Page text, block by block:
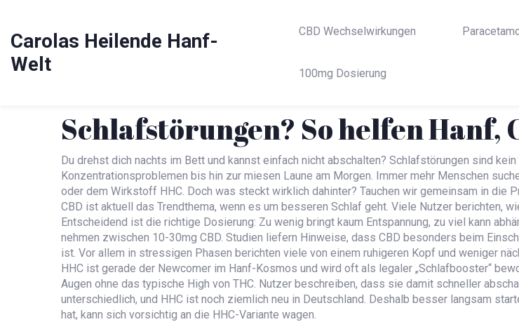
Carolas Heilende Hanf-
Welt
CBD Wechselwirkungen
100mg Dosierung
Schlafstörungen? So helfen Hanf,
Du drehst dich nachts im Bett und kannst einfach nicht abschalten? Schlafstörungen sind
Konzentrationsproblemen bis hin zur miesen Laune am Morgen. Immer mehr Menschen
oder dem Wirkstoff HHC. Doch was steckt wirklich dahinter? Tauchen wir gemeinsam in die
CBD ist aktuell das Trendthema, wenn es um besseren Schlaf geht. Viele Nutzer berichten,
Entscheidend ist die richtige Dosierung: Zu wenig bringt kaum Entspannung, zu viel kann
nehmen zwischen 10-30mg CBD. Studien liefern Hinweise, dass CBD besonders beim
ist. Vor allem in stressigen Phasen berichten viele von einem ruhigeren Kopf und weniger
HHC ist gerade der Newcomer im Hanf-Kosmos und wird oft als legaler „Schlafbooster“
Augen ohne das typische High von THC. Nutzer beschreiben, dass sie damit schneller
unterschiedlich, und HHC ist noch ziemlich neu in Deutschland. Deshalb besser langsam
hat, kann sich vorsichtig an die HHC-Variante wagen.